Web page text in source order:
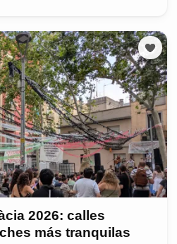
2026: calles
más tranquilas